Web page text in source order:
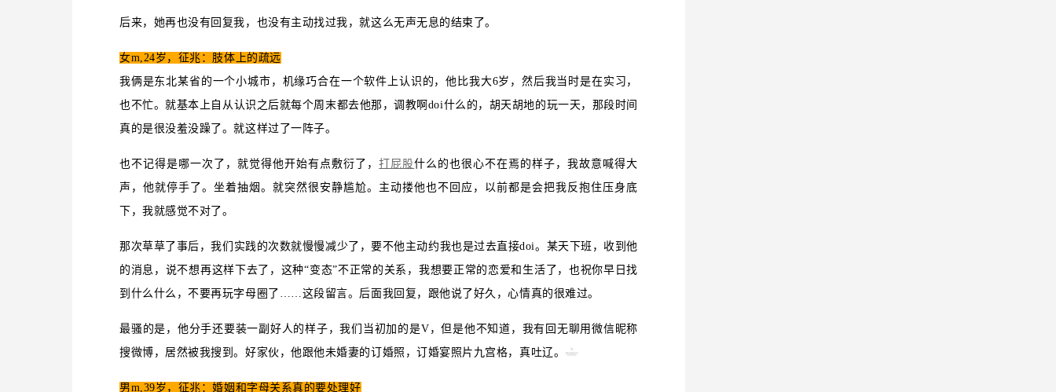
后来，她再也没有回复我，也没有主动找过我，就这么无声无息的结束了。
女m,24岁，征兆：肢体上的疏远
我俩是东北某省的一个小城市，机缘巧合在一个软件上认识的，他比我大6岁，然后我当时是在实习，
也不忙。就基本上自从认识之后就每个周末都去他那，调教啊doi什么的，胡天胡地的玩一天，那段时间
真的是很没羞没躁了。就这样过了一阵子。
也不记得是哪一次了，就觉得他开始有点敷衍了，打屁股什么的也很心不在焉的样子，我故意喊得大
声，他就停手了。坐着抽烟。就突然很安静尴尬。主动搂他也不回应，以前都是会把我反抱住压身底
下，我就感觉不对了。
那次草草了事后，我们实践的次数就慢慢减少了，要不他主动约我也是过去直接doi。某天下班，收到他
的消息，说不想再这样下去了，这种“变态”不正常的关系，我想要正常的恋爱和生活了，也祝你早日找
到什么什么，不要再玩字母圈了……这段留言。后面我回复，跟他说了好久，心情真的很难过。
最骚的是，他分手还要装一副好人的样子，我们当初加的是V，但是他不知道，我有回无聊用微信昵称
搜微博，居然被我搜到。好家伙，他跟他未婚妻的订婚照，订婚宴照片九宫格，真吐辽。
男m,39岁，征兆：婚姻和字母关系真的要处理好